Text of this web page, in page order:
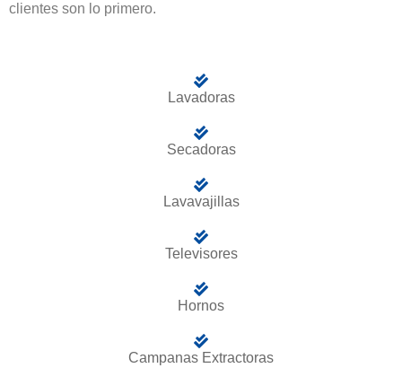
clientes son lo primero.
Lavadoras
Secadoras
Lavavajillas
Televisores
Hornos
Campanas Extractoras